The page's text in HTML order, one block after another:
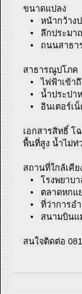
ขนาดแปลง
• หน้ากว้างป
• ลึกประมา
• ถนนสาธา
สาธารณูปโภค
• ไฟฟ้าเข้าถึ
• น้ำประปา
• อินเตอร์เน็
เอกสารสิทธิ์
พื้นที่สูง น้ำไม่ท่
สถานที่ใกล้เคีย
• โรงพยาบา
• ตลาดหกแย
• ที่ว่าการอำ
• สนามบินแ
สนใจติดต่อ